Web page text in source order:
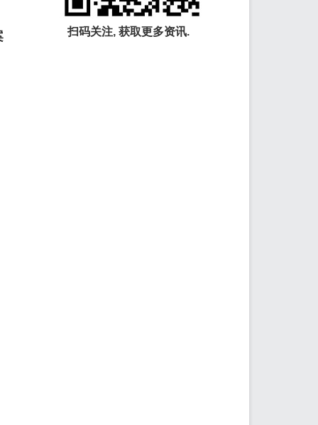
扫码关注, 获取更多资讯.